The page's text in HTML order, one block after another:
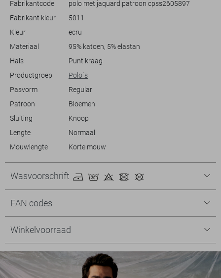
jeans als shorts. De korte mouwen zorgen voor een luchtig en koel
gevoel, ideaal tijdens warme dagen. Dankzij het tijdloze design kun je
naar een verfijnde look voor een lunch met vrienden of een casual
vrijdagoutfit voor op kantoor. Deze polo voegt moeiteloos een vleugje
Fabrikantcode
polo met jaquard patroon cpss2605897
Fabrikant kleur
5011
Kleur
ecru
Materiaal
95% katoen, 5% elastan
Hals
Punt kraag
Productgroep
Polo`s
Pasvorm
Regular
Patroon
Bloemen
Sluiting
Knoop
Lengte
Normaal
Mouwlengte
Korte mouw
Wasvoorschrift
EAN codes
Winkelvoorraad